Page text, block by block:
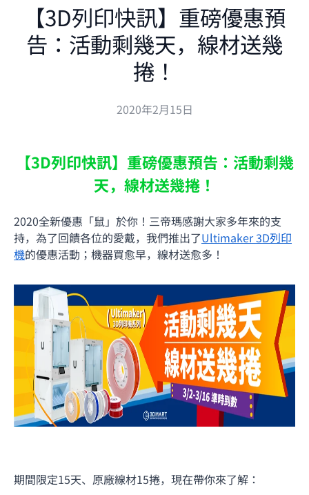
【3D列印快訊】重磅優惠預
告：活動剩幾天，線材送幾
捲！
2020年2月15日
【3D列印快訊】重磅優惠預告：活動剩幾
天，線材送幾捲！
2020全新優惠「鼠」於你！三帝瑪感謝大家多年來的支
持，為了回饋各位的愛戴，我們推出了Ultimaker 3D列印
機的優惠活動；機器買愈早，線材送愈多！
期間限定15天、原廠線材15捲，現在帶你來了解：